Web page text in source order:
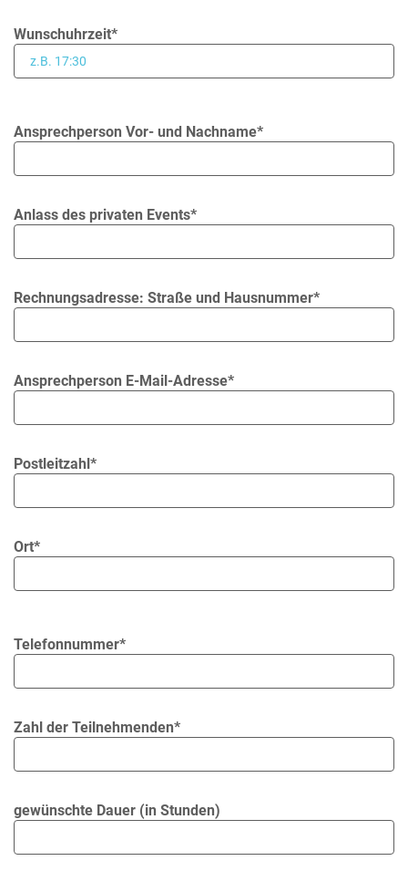
Wunschuhrzeit*
Ansprechperson Vor- und Nachname*
Anlass des privaten Events*
Rechnungsadresse: Straße und Hausnummer*
Ansprechperson E-Mail-Adresse*
Postleitzahl*
Ort*
Telefonnummer*
Zahl der Teilnehmenden*
gewünschte Dauer (in Stunden)